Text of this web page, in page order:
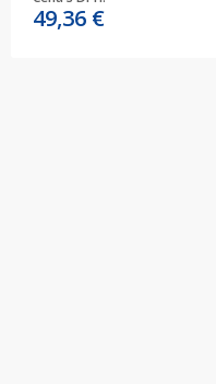
49,36 €